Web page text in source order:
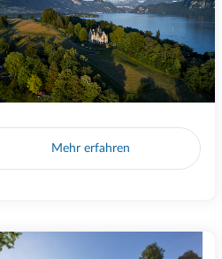
Mehr erfahren